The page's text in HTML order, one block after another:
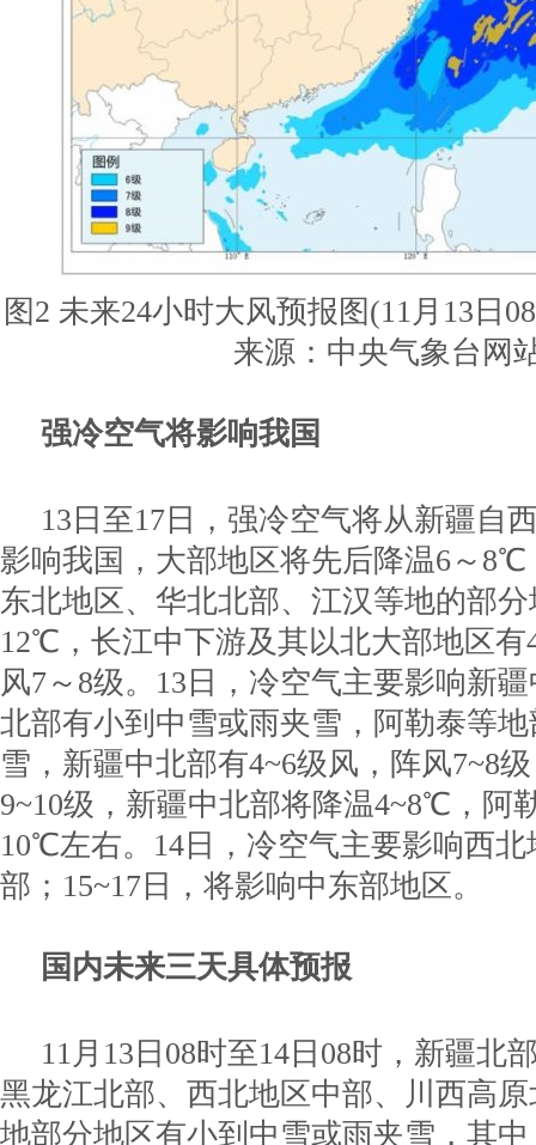
图2 未来24小时大风预报图(11月13日
来源：中央气象台网
强冷空气将影响我国
13日至17日，强冷空气将从新疆自
影响我国，大部地区将先后降温6～
东北地区、华北北部、江汉等地的部
12℃，长江中下游及其以北大部地区有
风7～8级。13日，冷空气主要影响新
北部有小到中雪或雨夹雪，阿勒泰等
雪，新疆中北部有4~6级风，阵风7~8
9~10级，新疆中北部将降温4~8℃，阿
10℃左右。14日，冷空气主要影响西
部；15~17日，将影响中东部地区。
国内未来三天具体预报
11月13日08时至14日08时，新疆北
黑龙江北部、西北地区中部、川西高
地部分地区有小到中雪或雨夹雪，其